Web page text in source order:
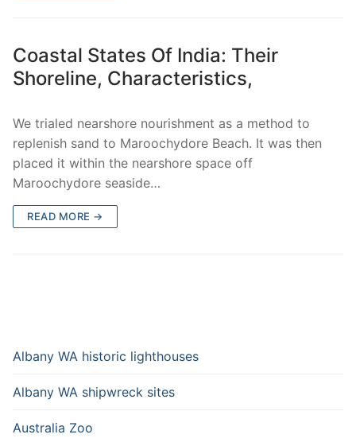
Coastal States Of India: Their
Shoreline, Characteristics,
We trialed nearshore nourishment as a method to
replenish sand to Maroochydore Beach. It was then
placed it within the nearshore space off
Maroochydore seaside…
READ MORE →
Albany WA historic lighthouses
Albany WA shipwreck sites
Australia Zoo